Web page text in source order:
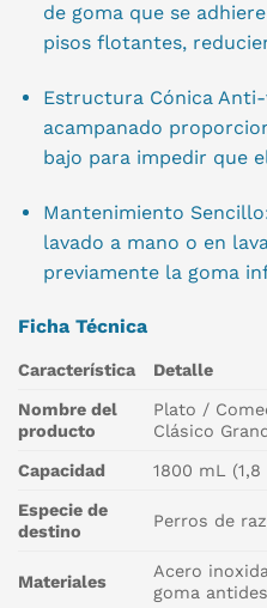
de goma que se
pisos flotantes,
Estructura Cónica
acampanado
bajo para impedir que
Mantenimiento
lavado a mano o en
previamente la goma
Ficha Técnica
Característica Detalle
Nombre del
producto
Plato /
Clásico
Capacidad 1800 mL
Especie de
destino
Perros de
Materiales
Acero
goma